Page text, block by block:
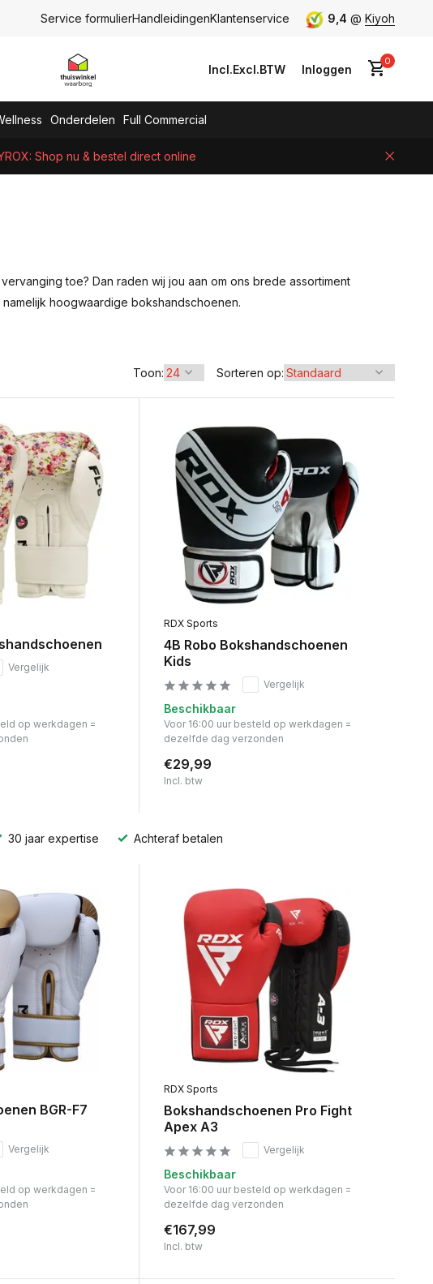
Service formulierHandleidingenKlantenservice 9,4 @ Kiyoh
Incl.Excl.BTW Inloggen
0
Onderdelen Full Commercial
Shop nu & bestel direct online
toe? Dan raden wij jou aan om ons brede assortiment
hoogwaardige bokshandschoenen.
Toon: Sorteren op:
Vergelijk
op werkdagen =
RDX Sports
4B Robo Bokshandschoenen
Kids
Vergelijk
Beschikbaar
Voor 16:00 uur besteld op werkdagen =
dezelfde dag verzonden
€29,99
Incl. btw
30 jaar expertise Achteraf betalen
BGR-F7
Vergelijk
op werkdagen =
RDX Sports
Bokshandschoenen Pro Fight
Apex A3
Vergelijk
Beschikbaar
Voor 16:00 uur besteld op werkdagen =
dezelfde dag verzonden
€167,99
Incl. btw